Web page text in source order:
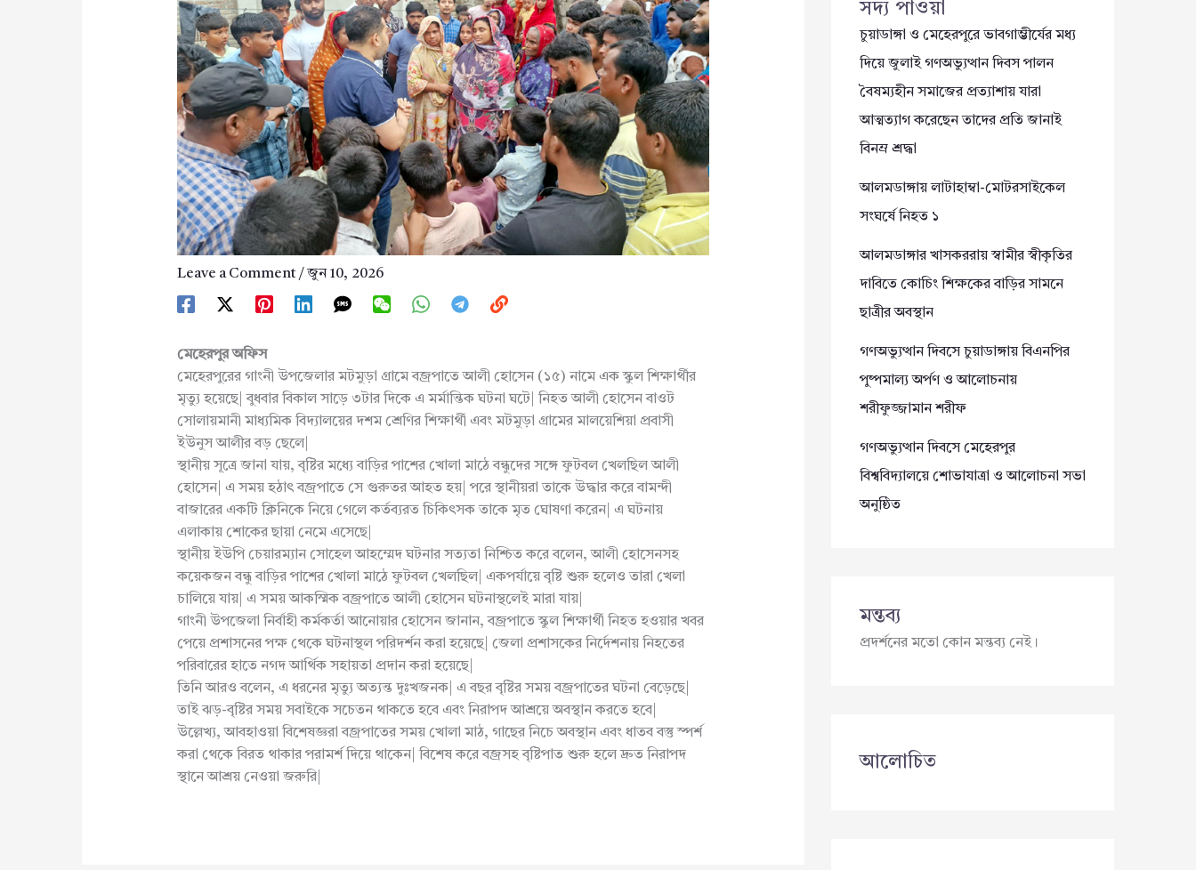
Leave a Comment /জুন 10, 2026
মেহেরপুর অফিস
মেহেরপুরের গাংনী উপজেলার মটমুড়া গ্রামে বজ্রপাতে আলী হোসেন (১৫) নামে এক স্কুল শিক্ষার্থীর
মৃত্যু হয়েছে| বুধবার বিকাল সাড়ে ৩টার দিকে এ মর্মান্তিক ঘটনা ঘটে| নিহত আলী হোসেন বাওট
সোলায়মানী মাধ্যমিক বিদ্যালয়ের দশম শ্রেণির শিক্ষার্থী এবং মটমুড়া গ্রামের মালয়েশিয়া প্রবাসী
ইউনুস আলীর বড় ছেলে|
স্থানীয় সূত্রে জানা যায়, বৃষ্টির মধ্যে বাড়ির পাশের খোলা মাঠে বন্ধুদের সঙ্গে ফুটবল খেলছিল আলী
হোসেন| এ সময় হঠাৎ বজ্রপাতে সে গুরুতর আহত হয়| পরে স্থানীয়রা তাকে উদ্ধার করে বামন্দী
বাজারের একটি ক্লিনিকে নিয়ে গেলে কর্তব্যরত চিকিৎসক তাকে মৃত ঘোষণা করেন| এ ঘটনায়
এলাকায় শোকের ছায়া নেমে এসেছে|
স্থানীয় ইউপি চেয়ারম্যান সোহেল আহম্মেদ ঘটনার সত্যতা নিশ্চিত করে বলেন, আলী হোসেনসহ
কয়েকজন বন্ধু বাড়ির পাশের খোলা মাঠে ফুটবল খেলছিল| একপর্যায়ে বৃষ্টি শুরু হলেও তারা খেলা
চালিয়ে যায়| এ সময় আকস্মিক বজ্রপাতে আলী হোসেন ঘটনাস্থলেই মারা যায়|
গাংনী উপজেলা নির্বাহী কর্মকর্তা আনোয়ার হোসেন জানান, বজ্রপাতে স্কুল শিক্ষার্থী নিহত হওয়ার খবর
পেয়ে প্রশাসনের পক্ষ থেকে ঘটনাস্থল পরিদর্শন করা হয়েছে| জেলা প্রশাসকের নির্দেশনায় নিহতের
পরিবারের হাতে নগদ আর্থিক সহায়তা প্রদান করা হয়েছে|
তিনি আরও বলেন, এ ধরনের মৃত্যু অত্যন্ত দুঃখজনক| এ বছর বৃষ্টির সময় বজ্রপাতের ঘটনা বেড়েছে|
তাই ঝড়-বৃষ্টির সময় সবাইকে সচেতন থাকতে হবে এবং নিরাপদ আশ্রয়ে অবস্থান করতে হবে|
উল্লেখ্য, আবহাওয়া বিশেষজ্ঞরা বজ্রপাতের সময় খোলা মাঠ, গাছের নিচে অবস্থান এবং ধাতব বস্তু স্পর্শ
করা থেকে বিরত থাকার পরামর্শ দিয়ে থাকেন| বিশেষ করে বজ্রসহ বৃষ্টিপাত শুরু হলে দ্রুত নিরাপদ
স্থানে আশ্রয় নেওয়া জরুরি|
সদ্য পাওয়া
চুয়াডাঙ্গা ও মেহেরপুরে ভাবগাম্ভীর্যের মধ্য
দিয়ে জুলাই গণঅভ্যুত্থান দিবস পালন
বৈষম্যহীন সমাজের প্রত্যাশায় যারা
আত্মত্যাগ করেছেন তাদের প্রতি জানাই
বিনম্র শ্রদ্ধা
আলমডাঙ্গায় লাটাহাম্বা-মোটরসাইকেল
সংঘর্ষে নিহত ১
আলমডাঙ্গার খাসকররায় স্বামীর স্বীকৃতির
দাবিতে কোচিং শিক্ষকের বাড়ির সামনে
ছাত্রীর অবস্থান
গণঅভ্যুত্থান দিবসে চুয়াডাঙ্গায় বিএনপির
পুষ্পমাল্য অর্পণ ও আলোচনায়
শরীফুজ্জামান শরীফ
গণঅভ্যুত্থান দিবসে মেহেরপুর
বিশ্ববিদ্যালয়ে শোভাযাত্রা ও আলোচনা সভা
অনুষ্ঠিত
মন্তব্য
প্রদর্শনের মতো কোন মন্তব্য নেই।
আলোচিত